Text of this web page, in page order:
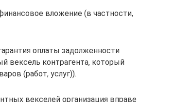
вложение (в частности,
оплаты задолженности
вексель контрагента, который
(работ, услуг)).
векселей организация вправе